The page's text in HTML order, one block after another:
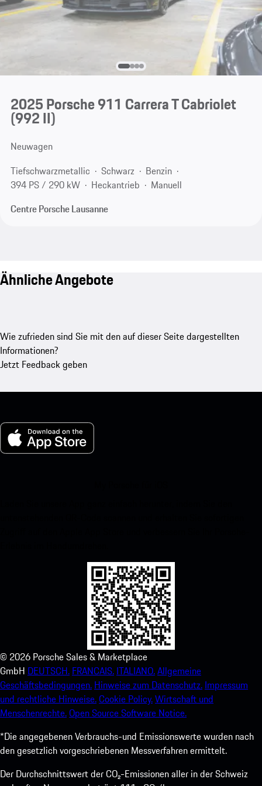
2025 Porsche 911 Carrera T Cabriolet
(992 II)
Neuwagen
Tiefschwarzmetallic
Schwarz
Benzin
394 PS / 290 kW
Heckantrieb
Manuell
Centre Porsche Lausanne
Ähnliche Angebote
Wie zufrieden sind Sie mit den auf dieser Seite dargestellten
Informationen?
Jetzt Feedback geben
© 2026 Porsche Sales & Marketplace
GmbH DEUTSCH. FRANCAIS. ITALIANO.Allgemeine
Geschäftsbedingungen. Hinweise zum Datenschutz. Impressum
und rechtliche Hinweise.Cookie Policy.Wirtschaft und
Menschenrechte.Open Source Software Notice.
*Die angegebenen Verbrauchs-und Emissionswerte wurden nach
den gesetzlich vorgeschriebenen Messverfahren ermittelt.
Der Durchschnittswert der CO₂-Emissionen aller in der Schweiz